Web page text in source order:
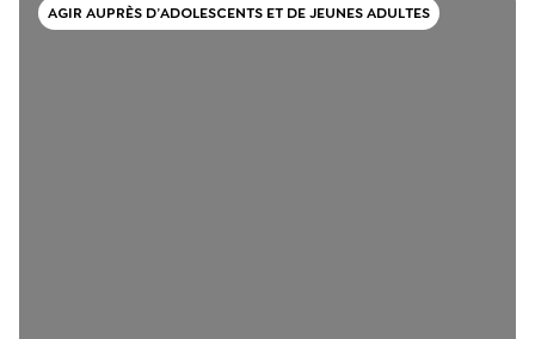
AGIR AUPRÈS D’ADOLESCENTS ET DE JEUNES ADULTES